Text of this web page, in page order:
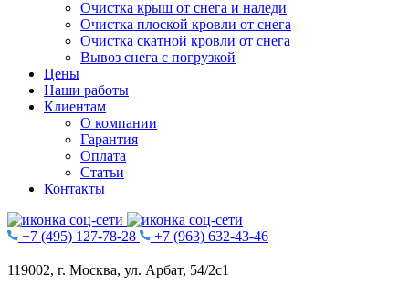
Очистка крыш от снега и наледи
Очистка плоской кровли от снега
Очистка скатной кровли от снега
Вывоз снега с погрузкой
Цены
Наши работы
Клиентам
О компании
Гарантия
Оплата
Статьи
Контакты
+7 (495) 127-78-28 +7 (963) 632-43-46
119002, г. Москва, ул. Арбат, 54/2с1